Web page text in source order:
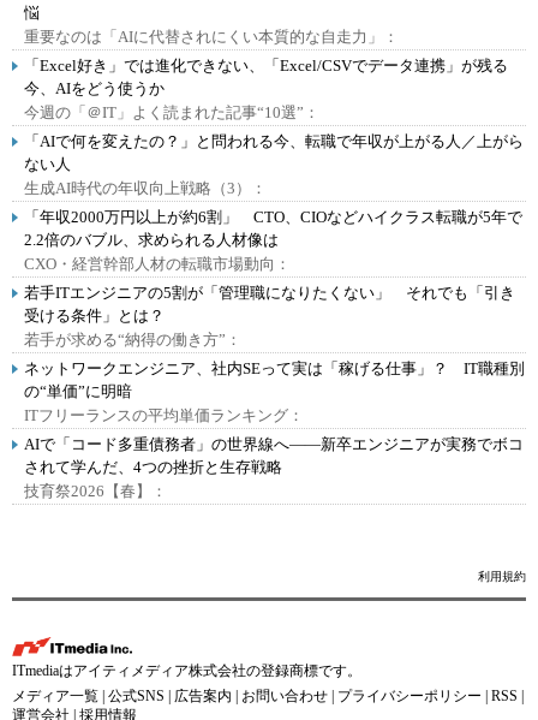
悩
重要なのは「AIに代替されにくい本質的な自走力」：
「Excel好き」では進化できない、「Excel/CSVでデータ連携」が残る
今、AIをどう使うか
今週の「＠IT」よく読まれた記事“10選”：
「AIで何を変えたの？」と問われる今、転職で年収が上がる人／上がら
ない人
生成AI時代の年収向上戦略（3）：
「年収2000万円以上が約6割」 CTO、CIOなどハイクラス転職が5年で
2.2倍のバブル、求められる人材像は
CXO・経営幹部人材の転職市場動向：
若手ITエンジニアの5割が「管理職になりたくない」 それでも「引き
受ける条件」とは？
若手が求める“納得の働き方”：
ネットワークエンジニア、社内SEって実は「稼げる仕事」？ IT職種別
の“単価”に明暗
ITフリーランスの平均単価ランキング：
AIで「コード多重債務者」の世界線へ――新卒エンジニアが実務でボコ
されて学んだ、4つの挫折と生存戦略
技育祭2026【春】：
利用規約
ITmediaはアイティメディア株式会社の登録商標です。
メディア一覧 公式SNS 広告案内 お問い合わせ プライバシーポリシー RSS
運営会社
採用情報